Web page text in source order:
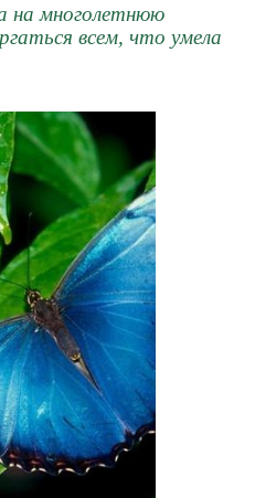
на многолетнюю
всем, что умела